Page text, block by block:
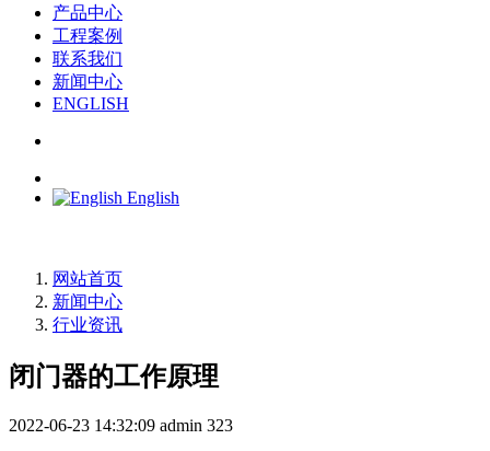
产品中心
工程案例
联系我们
新闻中心
ENGLISH
English
网站首页
新闻中心
行业资讯
闭门器的工作原理
2022-06-23 14:32:09 admin 323